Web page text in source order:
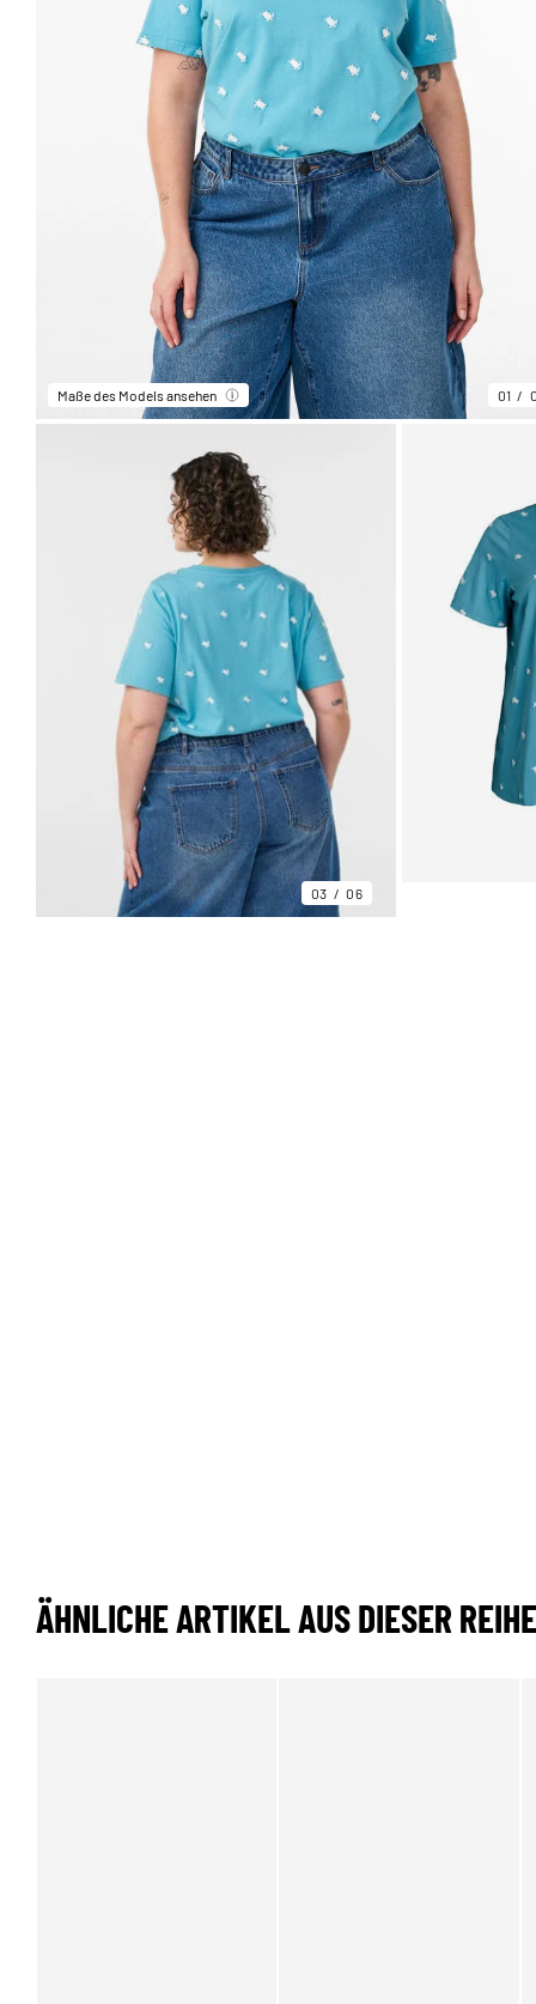
Maße des Models ansehen 01
03 06
ÄHNLICHE ARTIKEL AUS DIESER REIHE